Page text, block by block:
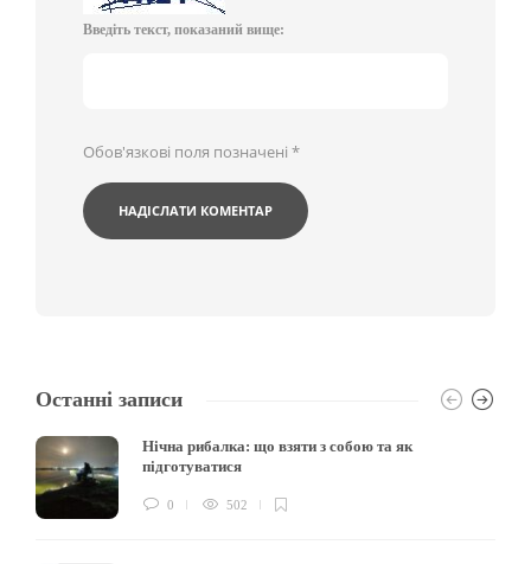
Введіть текст, показаний вище:
Обов'язкові поля позначені *
Останні записи
Нічна рибалка: що взяти з собою та як
підготуватися
0 502